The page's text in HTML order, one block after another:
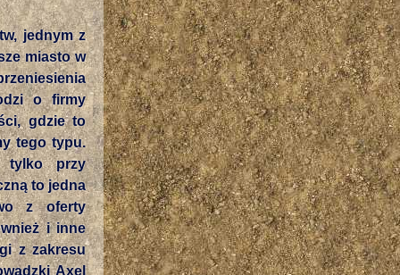
jednym z
miasto w
o firmy
gdzie to
tego typu.
tylko przy
to jedna
z oferty
i inne
z zakresu
Axel